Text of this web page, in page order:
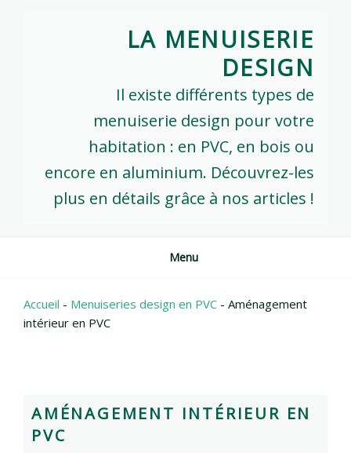
LA MENUISERIE
DESIGN
Il existe différents types de
menuiserie design pour votre
habitation : en PVC, en bois ou
encore en aluminium. Découvrez-les
plus en détails grâce à nos articles !
Menu
Accueil - Menuiseries design en PVC - Aménagement
intérieur en PVC
AMÉNAGEMENT INTÉRIEUR EN
PVC